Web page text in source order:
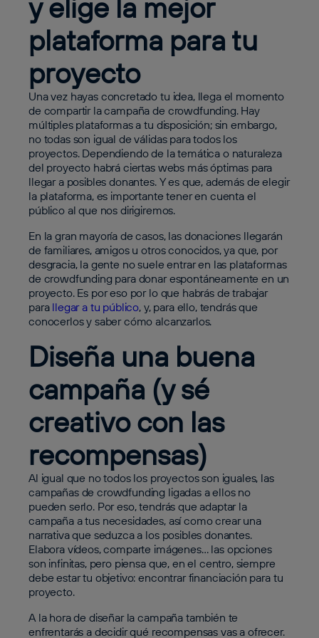
y elige la mejor
plataforma para tu
proyecto
Una vez hayas concretado tu idea, llega el momento
de compartir la campaña de crowdfunding. Hay
múltiples plataformas a tu disposición; sin embargo,
no todas son igual de válidas para todos los
proyectos. Dependiendo de la temática o naturaleza
del proyecto habrá ciertas webs más óptimas para
llegar a posibles donantes. Y es que, además de elegir
la plataforma, es importante tener en cuenta el
público al que nos dirigiremos.
En la gran mayoría de casos, las donaciones llegarán
de familiares, amigos u otros conocidos, ya que, por
desgracia, la gente no suele entrar en las plataformas
de crowdfunding para donar espontáneamente en un
proyecto. Es por eso por lo que habrás de trabajar
para llegar a tu público, y, para ello, tendrás que
conocerlos y saber cómo alcanzarlos.
Diseña una buena
campaña (y sé
creativo con las
recompensas)
Al igual que no todos los proyectos son iguales, las
campañas de crowdfunding ligadas a ellos no
pueden serlo. Por eso, tendrás que adaptar la
campaña a tus necesidades, así como crear una
narrativa que seduzca a los posibles donantes.
Elabora vídeos, comparte imágenes… las opciones
son infinitas, pero piensa que, en el centro, siempre
debe estar tu objetivo: encontrar financiación para tu
proyecto.
A la hora de diseñar la campaña también te
enfrentarás a decidir qué recompensas vas a ofrecer.